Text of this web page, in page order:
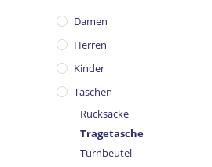
Damen
Herren
Kinder
Taschen
Rucksäcke
Tragetasche
Turnbeutel